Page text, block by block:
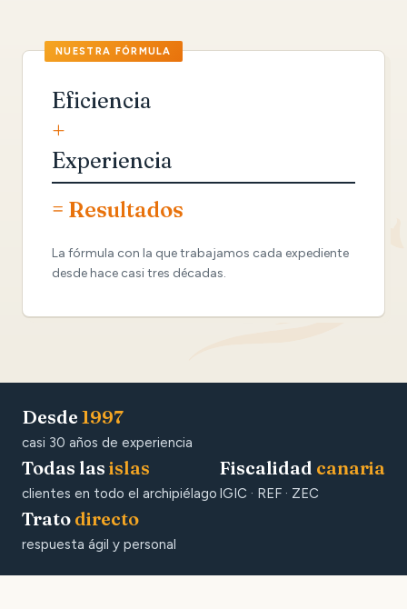
Eficiencia
+
Experiencia
= Resultados
La fórmula con la que trabajamos cada expediente
desde hace casi tres décadas.
Desde 1997
casi 30 años de experiencia
Todas las islas
clientes en todo el archipiélago
Fiscalidad canaria
IGIC · REF · ZEC
Trato directo
respuesta ágil y personal